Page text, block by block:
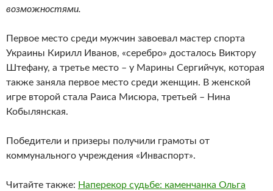
возможностями.
Первое место среди мужчин завоевал мастер спорта
Украины Кирилл Иванов, «серебро» досталось Виктору
Штефану, а третье место – у Марины Сергийчук, которая
также заняла первое место среди женщин. В женской
игре второй стала Раиса Мисюра, третьей – Нина
Кобылянская.
Победители и призеры получили грамоты от
коммунального учреждения «Инваспорт».
Читайте также: Наперекор судьбе: каменчанка Ольга